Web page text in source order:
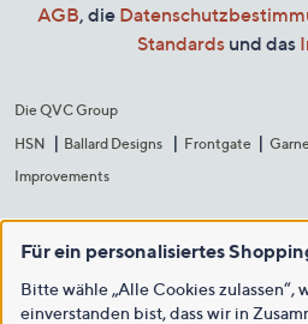
AGB, die
Standards und das
Die QVC Group
HSN
Ballard Designs Frontgate
Improvements
Für ein personalisiertes
Bitte wähle „Alle Cookies zulassen“,
einverstanden bist, dass wir in